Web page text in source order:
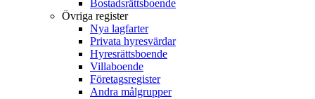
Bostadsrättsboende
Övriga register
Nya lagfarter
Privata hyresvärdar
Hyresrättsboende
Villaboende
Företagsregister
Andra målgrupper